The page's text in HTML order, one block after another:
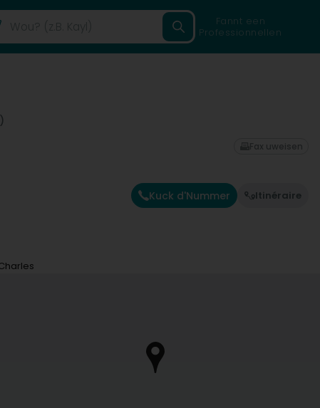
Fannt een
Professionnellen
Kuck d'Nummer Itinéraire
Fax uweisen